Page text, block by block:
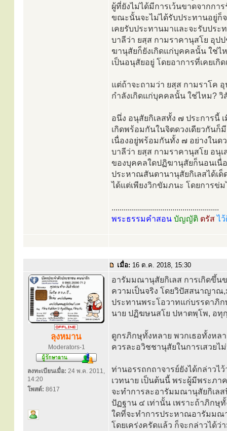
ผู้ที่ยังไม่ได้มีการเว้นขาดจากกา
ขณะนั้นจะไม่ได้รับประทานอยู่ก็จ
เคยรับประทานมาและจะรับปร
บาลีว่า ยสฺส กามราคานุสโย อุป
ฆานุสัยก็ยังเกิดแก่บุคคลนั้น ใช่ไ
เป็นอนุสัยอยู่ โดยอาการที่เคยเกิ
แต่ถ้าจะถามว่า ยสฺส กามราโค
กำลังเกิดแก่บุคคลนั้น ใช่ไหม?
อนึ่ง อนุสัยกิเลสทั้ง ๗ ประการนี้
เกิดพร้อมกันในจิตดวงเดียวกันก็
เนื่องอยู่พร้อมกันทั้ง ๗ อย่างในด
บาลีว่า ยสฺส กามราคานุสโย อนุ
ของบุคคลใดปฏิฆานุสัยก็นอนเนื่
ประหาณสันตานานุสัยกิเลสได้
ได้แต่เพียงวิกขัมภนะ โดยการข่
.....................................................
พระธรรมคำสอน บัญญัติ ตรัสไ
เมื่อ: 16 ต.ค. 2018, 15:30
ลุงหมาน
Moderators-1
ลงทะเบียนเมื่อ: 24 พ.ค. 2011,
14:20
โพสต์: 8617
อารัมมณานุสัยกิเลส การเกิดขึ้น
ความเป็นจริง โดยวิปัสสนาญา
ประทานพระโอวาทแก่บรรดาภิก
นาย ปฏิฆษนสโย ปหาตพฺโพ, อทุ
ดูกรภิกษุทั้งหลาย พวกเธอทั้งหล
ควรละอวิชชานุสัยในการเสวย
ท่านอรรถกถาจารย์ยังได้กล่าวไ
เวทนาย เป็นต้นนี้ พระผู้มีพระภ
จะทำการละอารัมมณานุสัยกิเล
ปัฏฐาน ๔ เท่านั้น เพราะถ้าภิกษุ
ใดที่จะทำการประหาณอารัมมณ
โดยเคร่งครัดแล้ว ก็จะกล่าวได้